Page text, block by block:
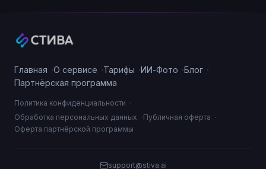
Главная ·О сервисе ·Тарифы ·ИИ-Фото ·Блог ·
Партнёрская программа
Политика конфиденциальности ·
Обработка персональных данных ·Публичная оферта ·
Оферта партнёрской программы
support@stiva.ai